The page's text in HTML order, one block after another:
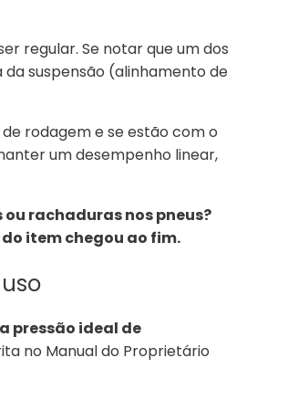
regular. Se notar que um dos
suspensão (alinhamento de
rodagem e se estão com o
um desempenho linear,
rachaduras nos pneus?
item chegou ao fim.
pressão ideal de
no Manual do Proprietário